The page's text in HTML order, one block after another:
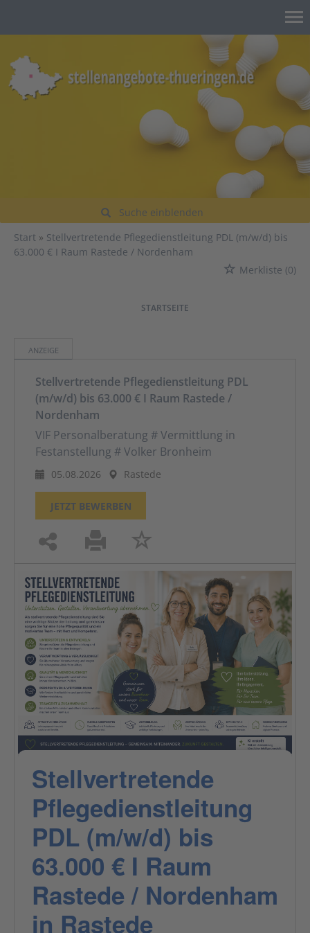
Suche einblenden
Start
Stellvertretende Pflegedienstleitung PDL (m/w/d) bis
63.000 € I Raum Rastede / Nordenham
Merkliste (0)
STARTSEITE
ANZEIGE
Stellvertretende Pflegedienstleitung PDL
(m/w/d) bis 63.000 € I Raum Rastede /
Nordenham
VIF Personalberatung # Vermittlung in
Festanstellung # Volker Bronheim
05.08.2026 Rastede
JETZT BEWERBEN